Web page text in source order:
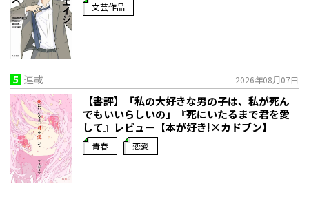
文芸作品
5 連載 2026年08月07日
【書評】「私の大好きな男の子は、私が死ん
でもいいらしいの」――『死にいたるまで君を愛
して』レビュー【本が好き!×カドブン】
青春 恋愛